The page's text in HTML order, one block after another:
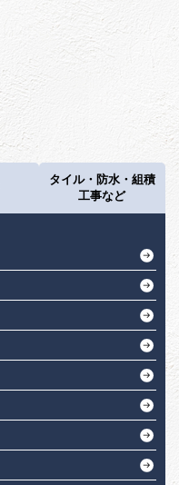
タイル・防水・組積
工事など